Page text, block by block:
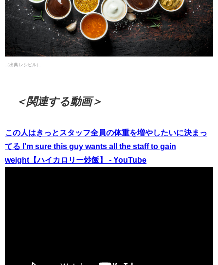
（出典 レシピル）
＜関連する動画＞
この人はきっとスタッフ全員の体重を増やしたいに決まっ
てる I'm sure this guy wants all the staff to gain
weight【ハイカロリー炒飯】 - YouTube